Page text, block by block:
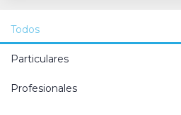
Todos
Particulares
Profesionales